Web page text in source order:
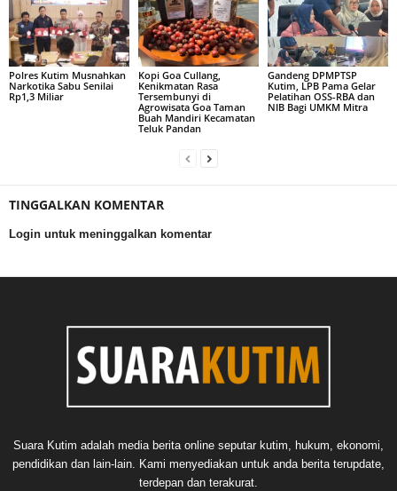
Polres Kutim Musnahkan
Narkotika Sabu Senilai
Rp1,3 Miliar
Kopi Goa Cullang,
Kenikmatan Rasa
Tersembunyi di
Agrowisata Goa Taman
Buah Mandiri Kecamatan
Teluk Pandan
Gandeng DPMPTSP
Kutim, LPB Pama Gelar
Pelatihan OSS-RBA dan
NIB Bagi UMKM Mitra
TINGGALKAN KOMENTAR
Login untuk meninggalkan komentar
Suara Kutim adalah media berita online seputar kutim, hukum, ekonomi,
pendidikan dan lain-lain. Kami menyediakan untuk anda berita terupdate,
terdepan dan terakurat.